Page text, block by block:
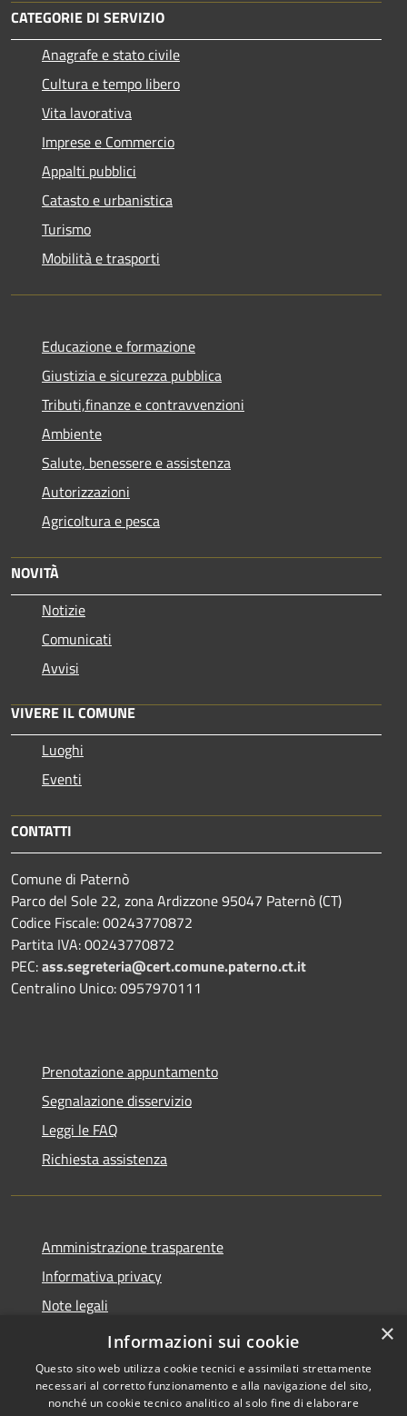
CATEGORIE DI SERVIZIO
Anagrafe e stato civile
Cultura e tempo libero
Vita lavorativa
Imprese e Commercio
Appalti pubblici
Catasto e urbanistica
Turismo
Mobilità e trasporti
Educazione e formazione
Giustizia e sicurezza pubblica
Tributi,finanze e contravvenzioni
Ambiente
Salute, benessere e assistenza
Autorizzazioni
Agricoltura e pesca
NOVITÀ
Notizie
Comunicati
Avvisi
VIVERE IL COMUNE
Luoghi
Eventi
CONTATTI
Comune di Paternò
Parco del Sole 22, zona Ardizzone 95047 Paternò (CT)
Codice Fiscale: 00243770872
Partita IVA: 00243770872
PEC:ass.segreteria@cert.comune.paterno.ct.it
Centralino Unico: 0957970111
Prenotazione appuntamento
Segnalazione disservizio
Leggi le FAQ
Richiesta assistenza
Amministrazione trasparente
Informativa privacy
Note legali
Dichiarazione di accessibilità
×
Informazioni sui cookie
Questo sito web utilizza cookie tecnici e assimilati strettamente
necessari al corretto funzionamento e alla navigazione del sito,
nonché un cookie tecnico analitico al solo fine di elaborare